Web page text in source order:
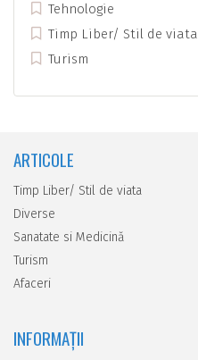
Tehnologie
Timp Liber/ Stil de viata
Turism
ARTICOLE
Timp Liber/ Stil de viata
Diverse
Sanatate si Medicină
Turism
Afaceri
INFORMAȚII